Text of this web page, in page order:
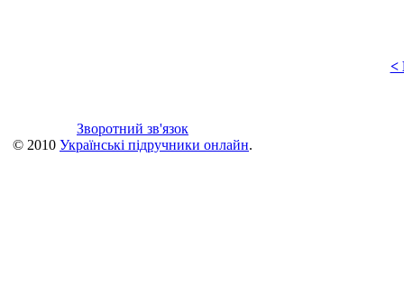
<
Зворотний зв'язок
© 2010 Українські підручники онлайн.